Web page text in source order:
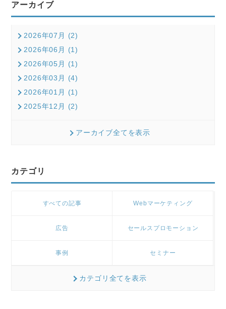
アーカイブ
2026年07月 (2)
2026年06月 (1)
2026年05月 (1)
2026年03月 (4)
2026年01月 (1)
2025年12月 (2)
アーカイブ全てを表示
カテゴリ
すべての記事 Webマーケティング
広告 セールスプロモーション
事例 セミナー
カテゴリ全てを表示